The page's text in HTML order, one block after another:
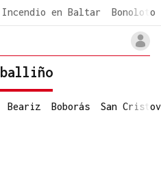
Incendio en Baltar Bonoloto
Beariz Boborás San